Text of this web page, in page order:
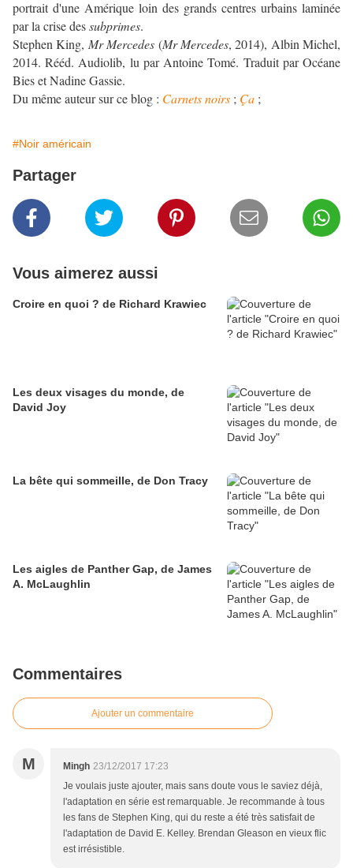
portrait d'une Amérique loin des grands centres urbains laminée
par la crise dessubprimes.
Stephen King, Mr Mercedes (Mr Mercedes, 2014), Albin Michel,
2014. Rééd. Audiolib, lu par Antoine Tomé. Traduit par Océane
Bies et Nadine Gassie.
Du même auteur sur ce blog : Carnets noirs ; Ça ;
#Noir américain
Partager
Vous aimerez aussi
Croire en quoi ? de Richard Krawiec
Les deux visages du monde, de
David Joy
La bête qui sommeille, de Don Tracy
Les aigles de Panther Gap, de James
A. McLaughlin
Commentaires
Ajouter un commentaire
M Mingh 23/12/2017 17:23
Je voulais juste ajouter, mais sans doute vous le saviez déjà,
l'adaptation en série est remarquable. Je recommande à tous
les fans de Stephen King, qui du reste a été très satisfait de
l'adaptation de David E. Kelley. Brendan Gleason en vieux flic
est irrésistible.